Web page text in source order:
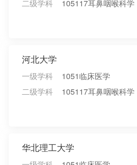
二级学科
105117耳鼻咽喉科学
河北大学
一级学科
1051临床医学
二级学科
105117耳鼻咽喉科学
华北理工大学